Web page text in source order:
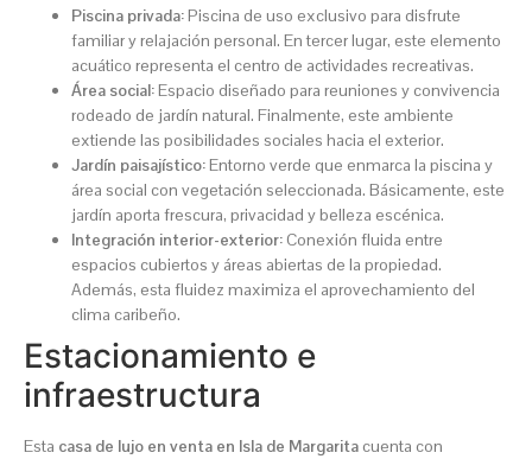
Piscina privada:Piscina de uso exclusivo para disfrute
familiar y relajación personal. En tercer lugar, este elemento
acuático representa el centro de actividades recreativas.
Área social:Espacio diseñado para reuniones y convivencia
rodeado de jardín natural. Finalmente, este ambiente
extiende las posibilidades sociales hacia el exterior.
Jardín paisajístico:Entorno verde que enmarca la piscina y
área social con vegetación seleccionada. Básicamente, este
jardín aporta frescura, privacidad y belleza escénica.
Integración interior-exterior: Conexión fluida entre
espacios cubiertos y áreas abiertas de la propiedad.
Además, esta fluidez maximiza el aprovechamiento del
clima caribeño.
Estacionamiento e
infraestructura
Esta casa de lujo en venta en Isla de Margarita cuenta con